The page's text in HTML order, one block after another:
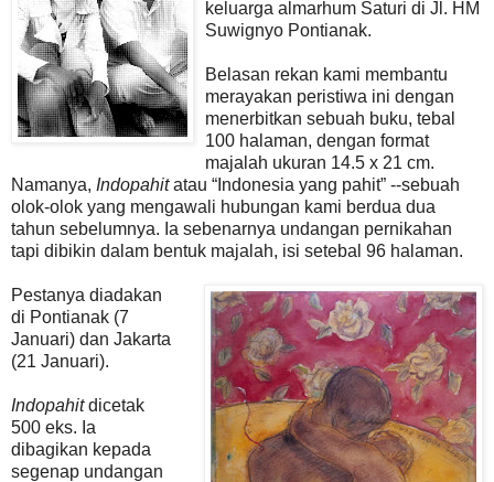
keluarga almarhum Saturi di Jl. HM
Suwignyo Pontianak.
Belasan rekan kami membantu
merayakan peristiwa ini dengan
menerbitkan sebuah buku, tebal
100 halaman, dengan format
majalah ukuran 14.5 x 21 cm.
Namanya, Indopahitatau “Indonesia yang pahit” --sebuah
olok-olok yang mengawali hubungan kami berdua dua
tahun sebelumnya. Ia sebenarnya undangan pernikahan
tapi dibikin dalam bentuk majalah, isi setebal 96 halaman.
Pestanya diadakan
di Pontianak (7
Januari) dan Jakarta
(21 Januari).
Indopahitdicetak
500 eks. Ia
dibagikan kepada
segenap undangan